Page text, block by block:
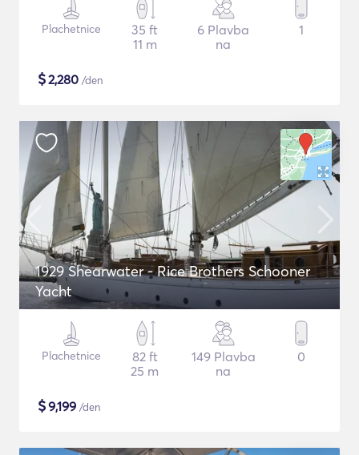
Plachetnice
35 ft
11 m
6 Plavba
na
1
$2,280 /den
1929 Shearwater - Rice Brothers Schooner
Yacht
Plachetnice
82 ft
25 m
149 Plavba
na
0
$9,199 /den